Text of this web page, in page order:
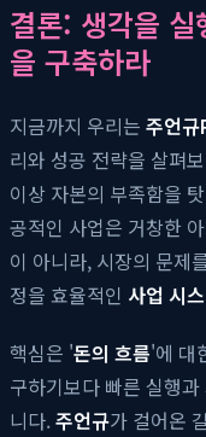
결론: 생각을 실
을 구축하라
지금까지 우리는 주언규
리와 성공 전략을 살펴
이상 자본의 부족함을
공적인 사업은 거창한
이 아니라, 시장의 문제
정을 효율적인 사업 시
핵심은 '돈의 흐름'에 대
구하기보다 빠른 실행
니다.주언규가 걸어온